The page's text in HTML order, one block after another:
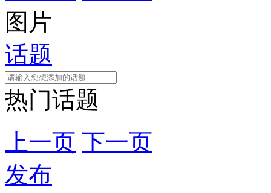
图片
话题
热门话题
上一页 下一页
发布